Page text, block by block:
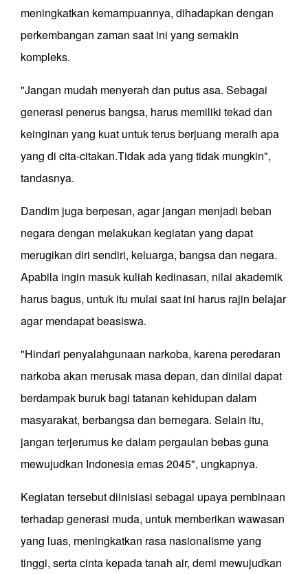
meningkatkan kemampuannya, dihadapkan dengan
perkembangan zaman saat ini yang semakin
kompleks.
"Jangan mudah menyerah dan putus asa. Sebagai
generasi penerus bangsa, harus memiliki tekad dan
keinginan yang kuat untuk terus berjuang meraih apa
yang di cita-citakan.Tidak ada yang tidak mungkin",
tandasnya.
Dandim juga berpesan, agar jangan menjadi beban
negara dengan melakukan kegiatan yang dapat
merugikan diri sendiri, keluarga, bangsa dan negara.
Apabila ingin masuk kuliah kedinasan, nilai akademik
harus bagus, untuk itu mulai saat ini harus rajin belajar
agar mendapat beasiswa.
"Hindari penyalahgunaan narkoba, karena peredaran
narkoba akan merusak masa depan, dan dinilai dapat
berdampak buruk bagi tatanan kehidupan dalam
masyarakat, berbangsa dan bernegara. Selain itu,
jangan terjerumus ke dalam pergaulan bebas guna
mewujudkan Indonesia emas 2045", ungkapnya.
Kegiatan tersebut diinisiasi sebagai upaya pembinaan
terhadap generasi muda, untuk memberikan wawasan
yang luas, meningkatkan rasa nasionalisme yang
tinggi, serta cinta kepada tanah air, demi mewujudkan